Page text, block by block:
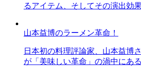
るアイテム、そしてその演出効
山本益博のラーメン革命！
日本初の料理評論家、山本益博
が「美味しい革命」の渦中にあ